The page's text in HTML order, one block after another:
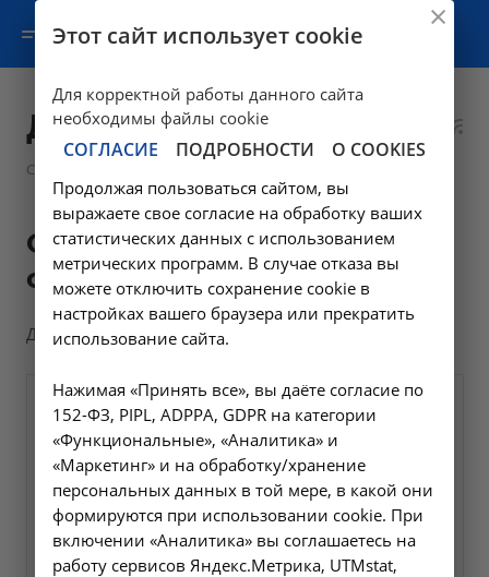
Документы
Соцобеспечение
Общая информация
соцобеспечение
Документы по соцобеспечению
Предоставление социального
обслуживания
204,3 Кб
Этот сайт использует cookie
Для корректной работы данного сайта
необходимы файлы cookie
СОГЛАСИЕ ПОДРОБНОСТИ О COOKIES
Продолжая пользоваться сайтом, вы
выражаете свое согласие на обработку ваших
статистических данных с использованием
метрических программ. В случае отказа вы
можете отключить сохранение cookie в
настройках вашего браузера или прекратить
использование сайта.
Нажимая «Принять все», вы даёте согласие по
152-ФЗ, PIPL, ADPPA, GDPR на категории
«Функциональные», «Аналитика» и
«Маркетинг» и на обработку/хранение
персональных данных в той мере, в какой они
формируются при использовании cookie. При
включении «Аналитика» вы соглашаетесь на
работу сервисов Яндекс.Метрика, UTMstat,